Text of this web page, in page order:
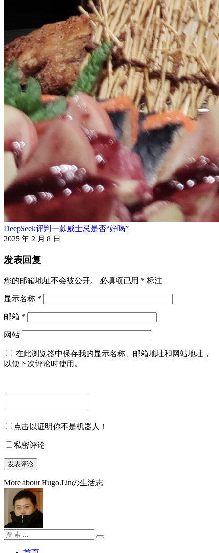
DeepSeek评判一款威士忌是否“好喝”
2025 年 2 月 8 日
发表回复
您的邮箱地址不会被公开。 必填项已用 * 标注
显示名称 *
邮箱 *
网站
在此浏览器中保存我的显示名称、邮箱地址和网站地址，
以便下次评论时使用。
点击以证明你不是机器人！
私密评论
More about Hugo.Linの生活志
搜
搜